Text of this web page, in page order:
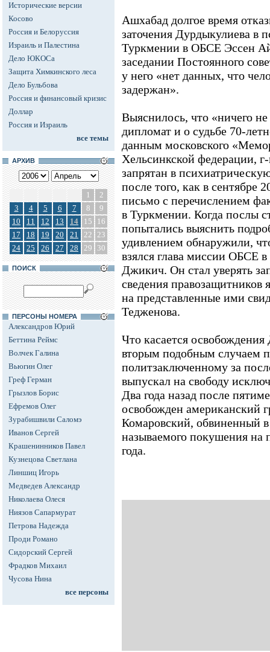
Исторические версии
Косово
Россия и Белоруссия
Израиль и Палестина
Дело ЮКОСа
Защита Химкинского леса
Дело Бульбова
Россия и финансовый кризис
Доллар
Россия и Израиль
все темы
АРХИВ
1
2
3
4 5 6 7 8
9
10
11 12 13 14 15
16
17
18 19 20 21 22 23
24
25 26 27 28 29 30
ПОИСК
ПЕРСОНЫ НОМЕРА
Александров Юрий
Беттина Реймс
Волчек Галина
Вьюгин Олег
Греф Герман
Грызлов Борис
Ефремов Олег
Зурабишвили Саломэ
Иванов Сергей
Крашенинников Павел
Кузнецова Светлана
Линшиц Игорь
Медведев Александр
Николаева Олеся
Ниязов Сапармурат
Петрова Надежда
Проди Романо
Сидорский Сергей
Фрадков Михаил
Чусова Нина
все персоны
Ашхабад долгое время
заточения Дурдыкулиева в
Туркмении в ОБСЕ Эссен
заседании Постоянного
у него «нет данных, что
задержан».
Выяснилось, что «ничего
дипломат и о судьбе 70-
данным московского
Хельсинкской федерации,
запрятан в
после того, как в сентябре
письмо с перечислением
в Туркмении. Когда послы
попытались выяснить
удивлением обнаружили,
взялся глава миссии ОБСЕ
Джикич. Он стал уверять
сведения
на представленные ими
Тедженова.
Что касается
вторым подобным случаем
политзаключенному за
выпускал на свободу
Два года назад после
освобожден американский
Комаровский, обвиненный
называемого покушения на
года.